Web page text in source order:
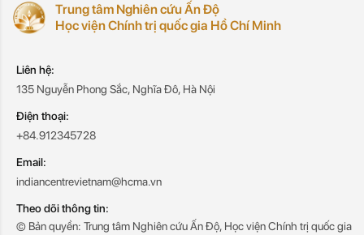
Trung tâm Nghiên cứu Ấn Độ
Học viện Chính trị quốc gia Hồ Chí Minh
Liên hệ:
135 Nguyễn Phong Sắc, Nghĩa Đô, Hà Nội
Điện thoại:
+84.912345728
Email:
indiancentrevietnam@hcma.vn
Theo dõi thông tin:
© Bản quyền: Trung tâm Nghiên cứu Ấn Độ, Học viện Chính trị quốc gia